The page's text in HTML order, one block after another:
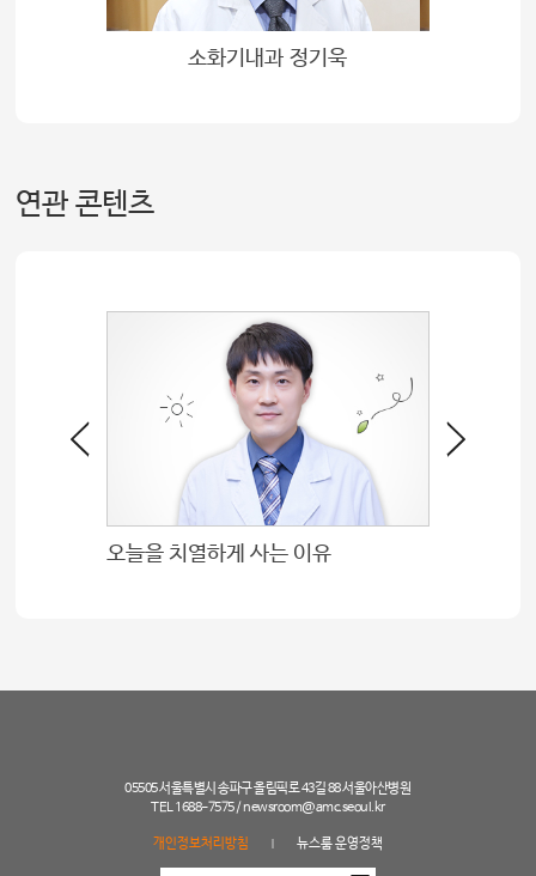
소화기내과 변소영
연관 콘텐츠
오늘을 치열하게 사는 이유
05505 서울특별시 송파구 올림픽로 43길 88 서울아산병원
TEL 1688-7575 /newsroom@amc.seoul.kr
개인정보처리방침 뉴스룸 운영정책